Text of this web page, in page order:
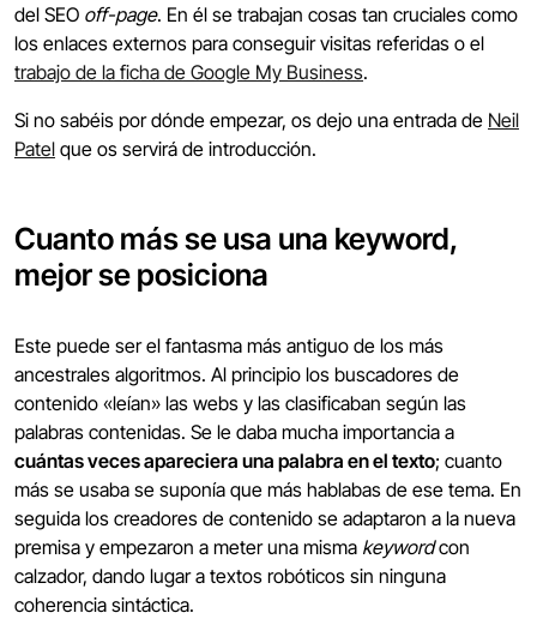
del SEO off-page. En él se trabajan cosas tan cruciales como
los enlaces externos para conseguir visitas referidas o el
trabajo de la ficha de Google My Business.
Si no sabéis por dónde empezar, os dejo una entrada de Neil
Patel que os servirá de introducción.
Cuanto más se usa una keyword,
mejor se posiciona
Este puede ser el fantasma más antiguo de los más
ancestrales algoritmos. Al principio los buscadores de
contenido «leían» las webs y las clasificaban según las
palabras contenidas. Se le daba mucha importancia a
cuántas veces apareciera una palabra en el texto; cuanto
más se usaba se suponía que más hablabas de ese tema. En
seguida los creadores de contenido se adaptaron a la nueva
premisa y empezaron a meter una misma keywordcon
calzador, dando lugar a textos robóticos sin ninguna
coherencia sintáctica.